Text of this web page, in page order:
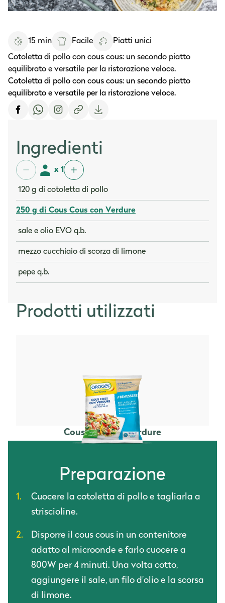
15 min Facile
Piatti unici
Cotoletta di pollo con cous cous: un secondo piatto
equilibrato e versatile per la ristorazione veloce.
Cotoletta di pollo con cous cous: un secondo piatto
equilibrato e versatile per la ristorazione veloce.
Ingredienti
x 1
120 g di cotoletta di pollo
250 g di Cous Cous con Verdure
sale e olio EVO q.b.
mezzo cucchiaio di scorza di limone
pepe q.b.
Prodotti utilizzati
Cous Cous con Verdure
Preparazione
Cuocere la cotoletta di pollo e tagliarla a
striscioline.
Disporre il cous cous in un contenitore
adatto al microonde e farlo cuocere a
800W per 4 minuti. Una volta cotto,
aggiungere il sale, un filo d'olio e la scorsa
di limone.